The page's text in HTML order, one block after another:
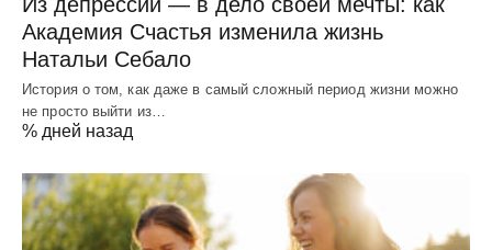
Академия Счастья изменила жизнь
Натальи Себало
История о том, как даже в самый сложный период жизни можно
не просто выйти из…
% дней назад